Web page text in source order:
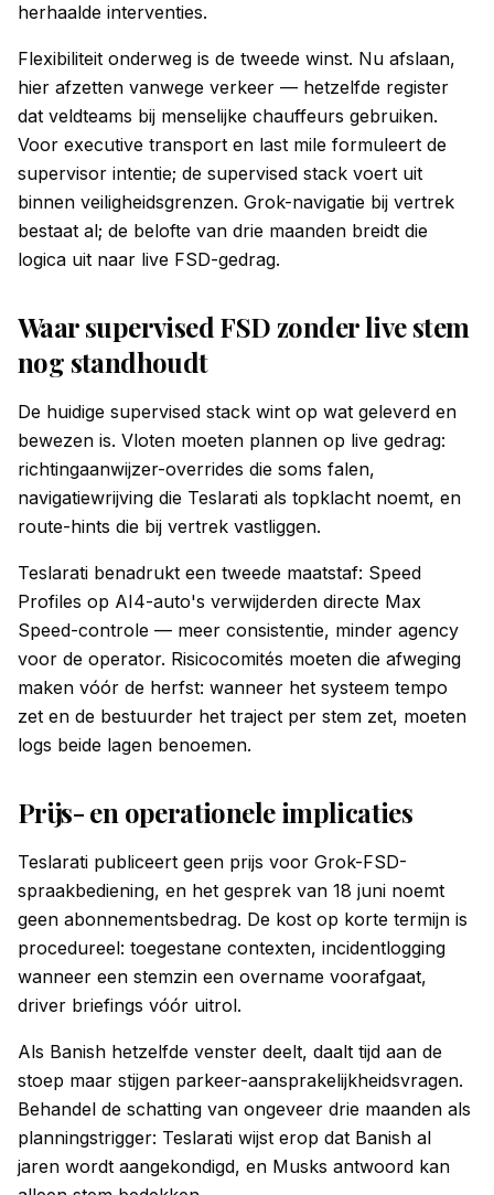
herhaalde interventies.
Flexibiliteit onderweg is de tweede winst. Nu afslaan,
hier afzetten vanwege verkeer — hetzelfde register
dat veldteams bij menselijke chauffeurs gebruiken.
Voor executive transport en last mile formuleert de
supervisor intentie; de supervised stack voert uit
binnen veiligheidsgrenzen. Grok-navigatie bij vertrek
bestaat al; de belofte van drie maanden breidt die
logica uit naar live FSD-gedrag.
Waar supervised FSD zonder live stem
nog standhoudt
De huidige supervised stack wint op wat geleverd en
bewezen is. Vloten moeten plannen op live gedrag:
richtingaanwijzer-overrides die soms falen,
navigatiewrijving die Teslarati als topklacht noemt, en
route-hints die bij vertrek vastliggen.
Teslarati benadrukt een tweede maatstaf: Speed
Profiles op AI4-auto's verwijderden directe Max
Speed-controle — meer consistentie, minder agency
voor de operator. Risicocomités moeten die afweging
maken vóór de herfst: wanneer het systeem tempo
zet en de bestuurder het traject per stem zet, moeten
logs beide lagen benoemen.
Prijs- en operationele implicaties
Teslarati publiceert geen prijs voor Grok-FSD-
spraakbediening, en het gesprek van 18 juni noemt
geen abonnementsbedrag. De kost op korte termijn is
procedureel: toegestane contexten, incidentlogging
wanneer een stemzin een overname voorafgaat,
driver briefings vóór uitrol.
Als Banish hetzelfde venster deelt, daalt tijd aan de
stoep maar stijgen parkeer-aansprakelijkheidsvragen.
Behandel de schatting van ongeveer drie maanden als
planningstrigger: Teslarati wijst erop dat Banish al
jaren wordt aangekondigd, en Musks antwoord kan